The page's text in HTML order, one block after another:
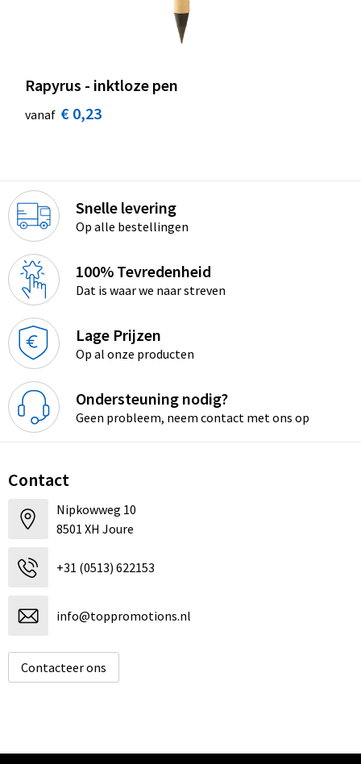
Rapyrus - inktloze pen
vanaf € 0,23
Snelle levering
Op alle bestellingen
100% Tevredenheid
Dat is waar we naar streven
Lage Prijzen
Op al onze producten
Ondersteuning nodig?
Geen probleem, neem contact met ons op
Contact
Nipkowweg 10
8501 XH Joure
+31 (0513) 622153
info@toppromotions.nl
Contacteer ons